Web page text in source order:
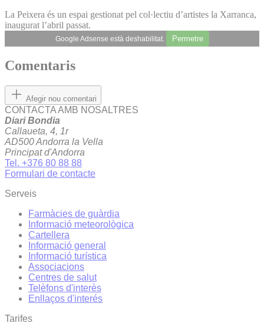
La Peixera és un espai gestionat pel col·lectiu d’artistes la Xarranca,
inaugurat l’abril passat.
Google Adsense està deshabilitat. Permetre
Comentaris
Afegir nou comentari
CONTACTA AMB NOSALTRES
Diari Bondia
Callaueta, 4, 1r
AD500 Andorra la Vella
Principat d'Andorra
Tel. +376 80 88 88
Formulari de contacte
Serveis
Farmàcies de guàrdia
Informació meteorològica
Cartellera
Informació general
Informació turística
Associacions
Centres de salut
Telèfons d'interès
Enllaços d'interés
Tarifes